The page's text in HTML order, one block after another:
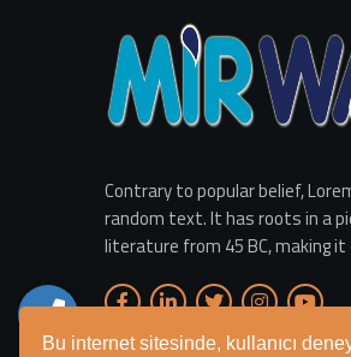
Bu internet sitesinde, kullanıcı
Contrary to popular belief,
random text. It has roots in a
literature from 45 BC, making it